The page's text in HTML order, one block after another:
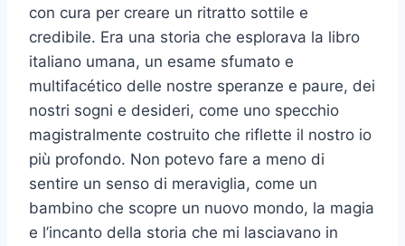
con cura per creare un ritratto sottile e
credibile. Era una storia che esplorava la libro
italiano umana, un esame sfumato e
multifacético delle nostre speranze e paure, dei
nostri sogni e desideri, come uno specchio
magistralmente costruito che riflette il nostro io
più profondo. Non potevo fare a meno di
sentire un senso di meraviglia, come un
bambino che scopre un nuovo mondo, la magia
e l’incanto della storia che mi lasciavano in